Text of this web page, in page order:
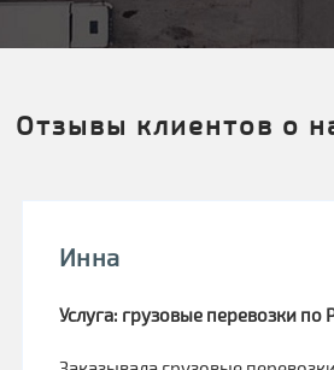
Отзывы клиентов о
Инна
Услуга: грузовые перевозки по